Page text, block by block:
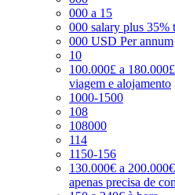
000 a 15
000 salary plus 35%
000 USD Per annum
10
100.000£ a
viagem e alojamento
1000-1500
108
108000
114
1150-156
130.000€ a
apenas precisa de